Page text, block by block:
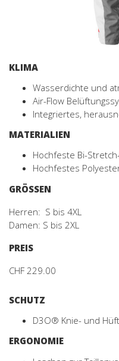
KLIMA
Wasserdichte und
Air-Flow
Integriertes,
MATERIALIEN
Hochfeste Bi-
Hochfestes
GRÖSSEN
Herren: S bis 4XL
Damen: S bis 2XL
PREIS
CHF 229.00
SCHUTZ
D3O® Knie- und
ERGONOMIE